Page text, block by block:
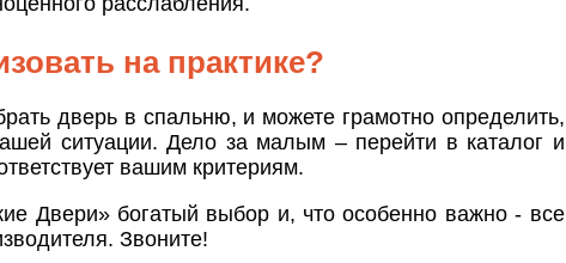
на практике?
дверь в спальню, и можете грамотно определить,
ситуации. Дело за малым – перейти в каталог и
вашим критериям.
Двери» богатый выбор и, что особенно важно - все
Звоните!